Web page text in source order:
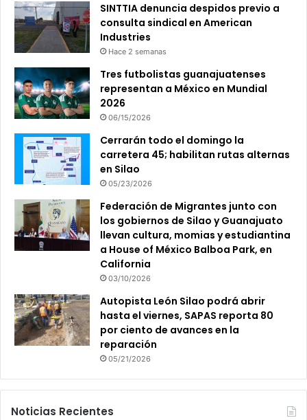
SINTTIA denuncia despidos previo a
consulta sindical en American
Industries
Hace 2 semanas
Tres futbolistas guanajuatenses
representan a México en Mundial
2026
06/15/2026
Cerrarán todo el domingo la
carretera 45; habilitan rutas alternas
en Silao
05/23/2026
Federación de Migrantes junto con
los gobiernos de Silao y Guanajuato
llevan cultura, momias y estudiantina
a House of México Balboa Park, en
California
03/10/2026
Autopista León Silao podrá abrir
hasta el viernes, SAPAS reporta 80
por ciento de avances en la
reparación
05/21/2026
Noticias Recientes